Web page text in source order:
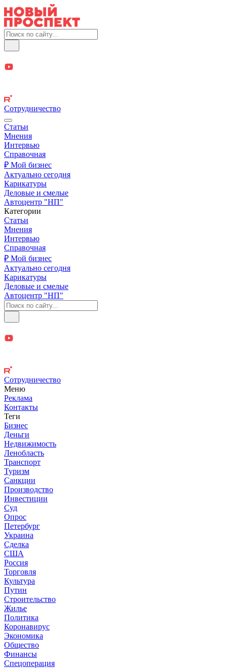
Сотрудничество
Статьи
Мнения
Интервью
Справочная
₽ Мой бизнес
Актуально сегодня
Карикатуры
Деловые и смелые
Автоцентр "НП"
Категории
Статьи
Мнения
Интервью
Справочная
₽ Мой бизнес
Актуально сегодня
Карикатуры
Деловые и смелые
Автоцентр "НП"
Сотрудничество
Меню
Реклама
Контакты
Теги
Бизнес
Деньги
Недвижимость
Ленобласть
Транспорт
Туризм
Санкции
Производство
Инвестиции
Суд
Опрос
Петербург
Украина
Сделка
США
Россия
Торговля
Культура
Путин
Строительство
Жилье
Политика
Коронавирус
Экономика
Общество
Финансы
Спецоперация